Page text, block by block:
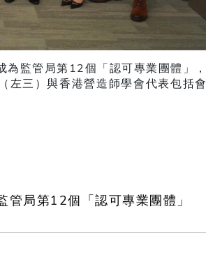
監管局第12個「認可專業團體」，
左三）與香港營造師學會代表包括會
局第12個「認可專業團體」